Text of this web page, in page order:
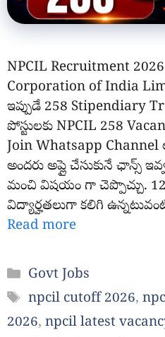
NPCIL Recruitment
Corporation of India
ఇప్పుడే 258 Stipendiary
పోస్టులకు NPCIL 258
Join Whatsapp
అందరు అప్లై చేసుకునే ఛాన్స్
మంచి విషయం గా చెప్పొచ్చు.
విద్యార్హతలుగా కలిగి
Read more
Categories
Govt Jobs
Tags
npcil cutoff 2026,
2026, npcil latest